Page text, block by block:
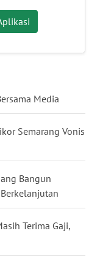
Media
Semarang Vonis
Bangun
Terima Gaji,